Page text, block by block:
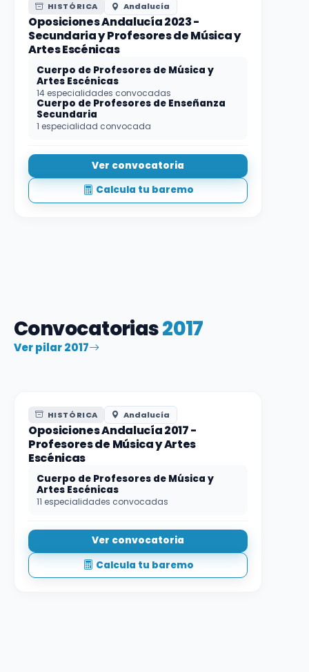
HISTÓRICA Andalucía
Oposiciones Andalucía 2023 -
Secundaria y Profesores de Música y
Artes Escénicas
Cuerpo de Profesores de Música y
Artes Escénicas
14 especialidades convocadas
Cuerpo de Profesores de Enseñanza
Secundaria
1 especialidad convocada
Ver convocatoria
Calcula tu baremo
Convocatorias2017
Ver pilar 2017
HISTÓRICA Andalucía
Oposiciones Andalucía 2017 -
Profesores de Música y Artes
Escénicas
Cuerpo de Profesores de Música y
Artes Escénicas
11 especialidades convocadas
Ver convocatoria
Calcula tu baremo